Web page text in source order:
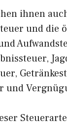
ihnen
und die
und